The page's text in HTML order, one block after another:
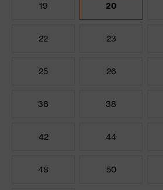
19 20
22 23
25 26
36 38
42 44
48 50